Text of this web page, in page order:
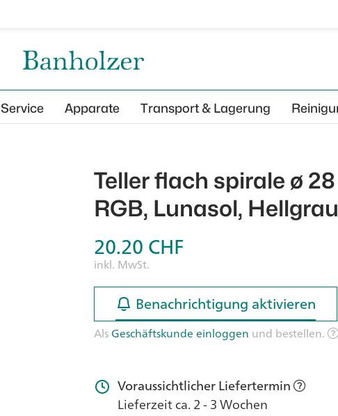
Service Apparate Transport & Lagerung
Teller flach spirale ø 28
RGB, Lunasol,
20.20CHF
inkl. MwSt.
Benachrichtigung aktivieren
Benachrichtigung aktivieren
AlsGeschäftskunde einloggen und bestellen.
Voraussichtlicher Liefertermin
Lieferzeit ca. 2 - 3 Wochen